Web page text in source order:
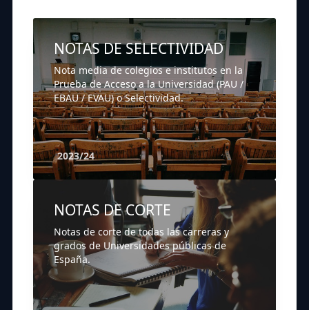
NOTAS DE SELECTIVIDAD
Nota media de colegios e institutos en la
Prueba de Acceso a la Universidad (PAU /
EBAU / EVAU) o Selectividad.
2023/24
NOTAS DE CORTE
Notas de corte de todas las carreras y
grados de Universidades públicas de
España.